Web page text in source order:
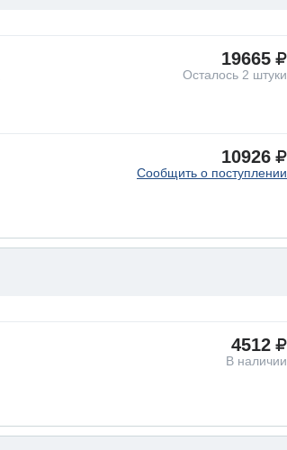
19665
Осталось 2 штуки
10926
Сообщить о поступлении
4512
В наличии